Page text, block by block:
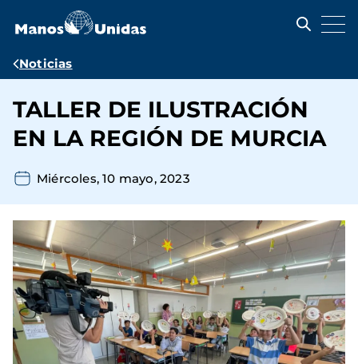
contenido
Ruta
navegación
Noticias
TALLER DE ILUSTRACIÓN
EN LA REGIÓN DE MURCIA
Miércoles, 10 mayo, 2023